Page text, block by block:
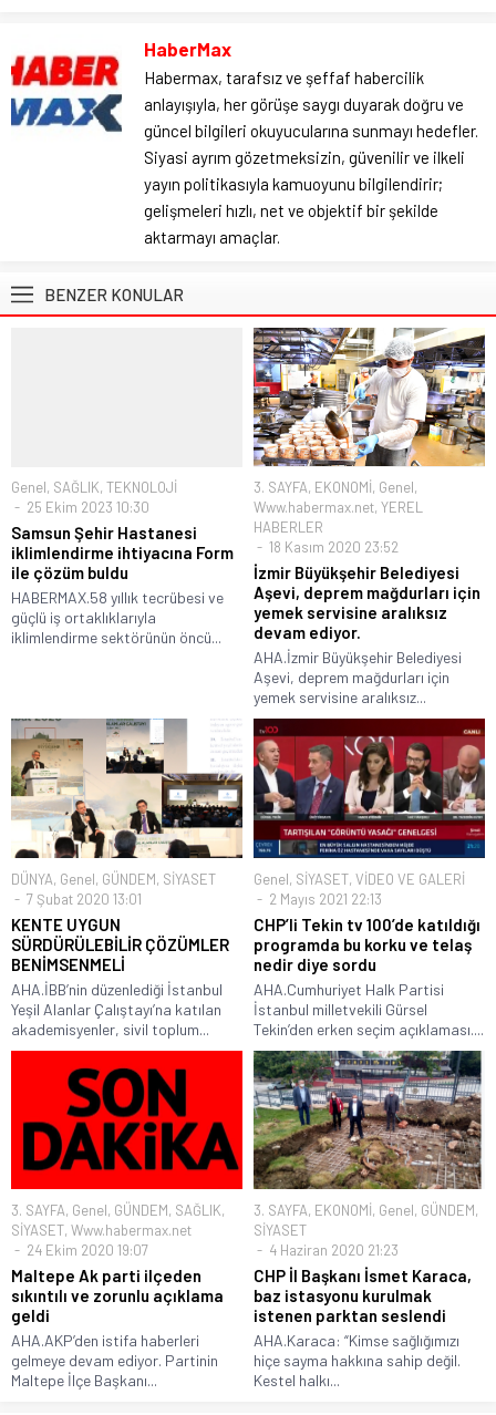
HaberMax
Habermax, tarafsız ve şeffaf habercilik
anlayışıyla, her görüşe saygı duyarak doğru ve
güncel bilgileri okuyucularına sunmayı hedefler.
Siyasi ayrım gözetmeksizin, güvenilir ve ilkeli
yayın politikasıyla kamuoyunu bilgilendirir;
gelişmeleri hızlı, net ve objektif bir şekilde
aktarmayı amaçlar.
BENZER KONULAR
Genel, SAĞLIK, TEKNOLOJİ
25 Ekim 2023 10:30
Samsun Şehir Hastanesi
iklimlendirme ihtiyacına Form
ile çözüm buldu
HABERMAX.58 yıllık tecrübesi ve
güçlü iş ortaklıklarıyla
iklimlendirme sektörünün öncü...
3. SAYFA, EKONOMİ, Genel,
Www.habermax.net, YEREL
HABERLER
18 Kasım 2020 23:52
İzmir Büyükşehir Belediyesi
Aşevi, deprem mağdurları için
yemek servisine aralıksız
devam ediyor.
AHA.İzmir Büyükşehir Belediyesi
Aşevi, deprem mağdurları için
yemek servisine aralıksız...
DÜNYA, Genel, GÜNDEM, SİYASET
7 Şubat 2020 13:01
KENTE UYGUN
SÜRDÜRÜLEBİLİR ÇÖZÜMLER
BENİMSENMELİ
AHA.İBB’nin düzenlediği İstanbul
Yeşil Alanlar Çalıştayı’na katılan
akademisyenler, sivil toplum...
Genel, SİYASET, VİDEO VE GALERİ
2 Mayıs 2021 22:13
CHP’li Tekin tv 100’de katıldığı
programda bu korku ve telaş
nedir diye sordu
AHA.Cumhuriyet Halk Partisi
İstanbul milletvekili Gürsel
Tekin’den erken seçim açıklaması....
3. SAYFA, Genel, GÜNDEM, SAĞLIK,
SİYASET, Www.habermax.net
24 Ekim 2020 19:07
Maltepe Ak parti ilçeden
sıkıntılı ve zorunlu açıklama
geldi
AHA.AKP’den istifa haberleri
gelmeye devam ediyor. Partinin
Maltepe İlçe Başkanı...
3. SAYFA, EKONOMİ, Genel, GÜNDEM,
SİYASET
4 Haziran 2020 21:23
CHP İl Başkanı İsmet Karaca,
baz istasyonu kurulmak
istenen parktan seslendi
AHA.Karaca: “Kimse sağlığımızı
hiçe sayma hakkına sahip değil.
Kestel halkı...